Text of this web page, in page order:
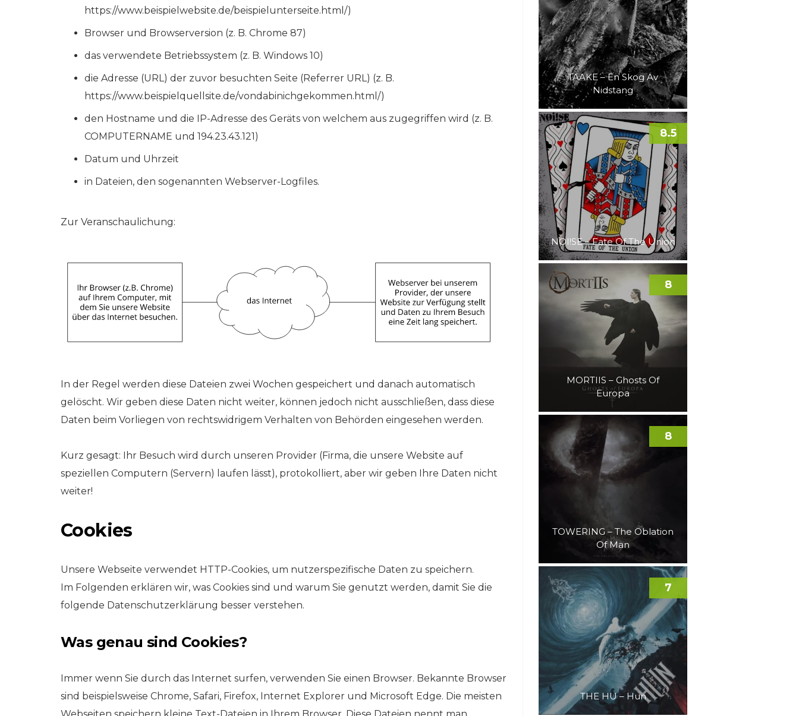
https://www.beispielwebsite.de/beispielunterseite.html/)
Browser und Browserversion (z. B. Chrome 87)
das verwendete Betriebssystem (z. B. Windows 10)
die Adresse (URL) der zuvor besuchten Seite (Referrer URL) (z. B.
https://www.beispielquellsite.de/vondabinichgekommen.html/)
den Hostname und die IP-Adresse des Geräts von welchem aus zugegriffen wird (z. B.
COMPUTERNAME und 194.23.43.121)
Datum und Uhrzeit
in Dateien, den sogenannten Webserver-Logfiles.
Zur Veranschaulichung:
In der Regel werden diese Dateien zwei Wochen gespeichert und danach automatisch
gelöscht. Wir geben diese Daten nicht weiter, können jedoch nicht ausschließen, dass diese
Daten beim Vorliegen von rechtswidrigem Verhalten von Behörden eingesehen werden.
Kurz gesagt: Ihr Besuch wird durch unseren Provider (Firma, die unsere Website auf
speziellen Computern (Servern) laufen lässt), protokolliert, aber wir geben Ihre Daten nicht
weiter!
Cookies
Unsere Webseite verwendet HTTP-Cookies, um nutzerspezifische Daten zu speichern.
Im Folgenden erklären wir, was Cookies sind und warum Sie genutzt werden, damit Sie die
folgende Datenschutzerklärung besser verstehen.
Was genau sind Cookies?
Immer wenn Sie durch das Internet surfen, verwenden Sie einen Browser. Bekannte Browser
sind beispielsweise Chrome, Safari, Firefox, Internet Explorer und Microsoft Edge. Die meisten
TAAKE – En Skog Av
Nidstang
NOI!SE – Fate Of The Union
8.5
MORTIIS – Ghosts Of
Europa
8
TOWERING – The Oblation
Of Man
8
THE HU – Hun
7